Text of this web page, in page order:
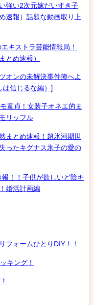
強い2次元嫁だいすき子
速報）話題な動画取り上
キストラ芸能情報局！
とめ速報）
オンの未解決事件簿へよ
は信じるな編）]
貞！女装子オネエ的ま
リッフル
まとめ速報！超氷河期世
ったキグナス氷子の愛の
！！子供が欲しいど陰キ
婚活計画編
フォームひとりDIY！！
キング！